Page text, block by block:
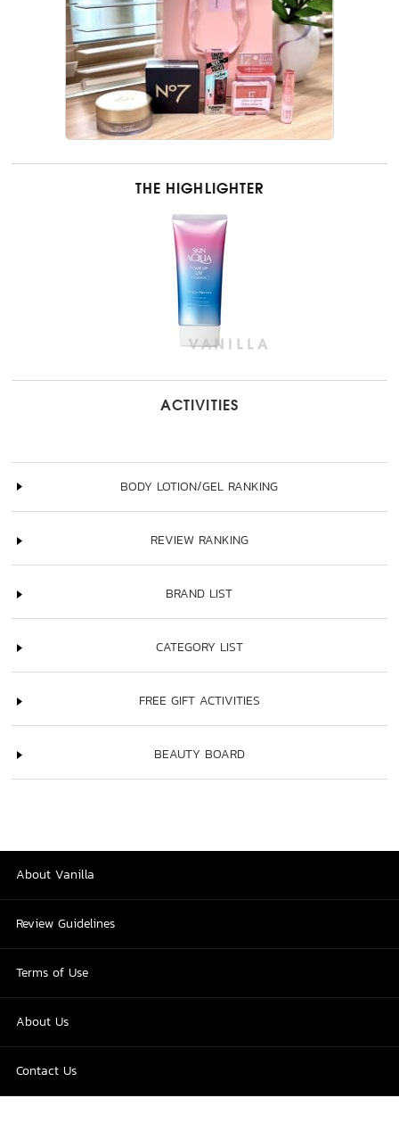
THE HIGHLIGHTER
ACTIVITIES
BODY LOTION/GEL RANKING
REVIEW RANKING
BRAND LIST
CATEGORY LIST
FREE GIFT ACTIVITIES
BEAUTY BOARD
About Vanilla
Review Guidelines
Terms of Use
About Us
Contact Us